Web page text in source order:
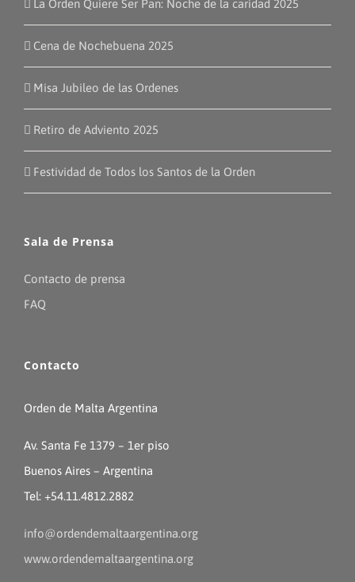
La Orden Quiere Ser Pan: Noche de la caridad 2025
Cena de Nochebuena 2025
Misa Jubileo de las Ordenes
Retiro de Adviento 2025
Festividad de Todos los Santos de la Orden
Sala de Prensa
Contacto de prensa
FAQ
Contacto
Orden de Malta Argentina
Av. Santa Fe 1379 – 1er piso
Buenos Aires – Argentina
Tel: +54.11.4812.2882
info@ordendemaltaargentina.org
www.ordendemaltaargentina.org